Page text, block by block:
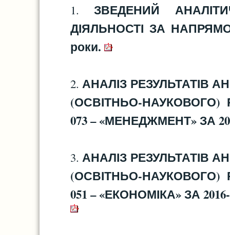
1.ЗВЕДЕНИЙ
ДІЯЛЬНОСТІ ЗА
роки.
2. АНАЛІЗ РЕЗУЛЬТАТІВ
(ОСВІТНЬО-НАУКОВОГО)
073 – «МЕНЕДЖМЕНТ» ЗА
3. АНАЛІЗ РЕЗУЛЬТАТІВ
(ОСВІТНЬО-НАУКОВОГО)
051 – «ЕКОНОМІКА» ЗА